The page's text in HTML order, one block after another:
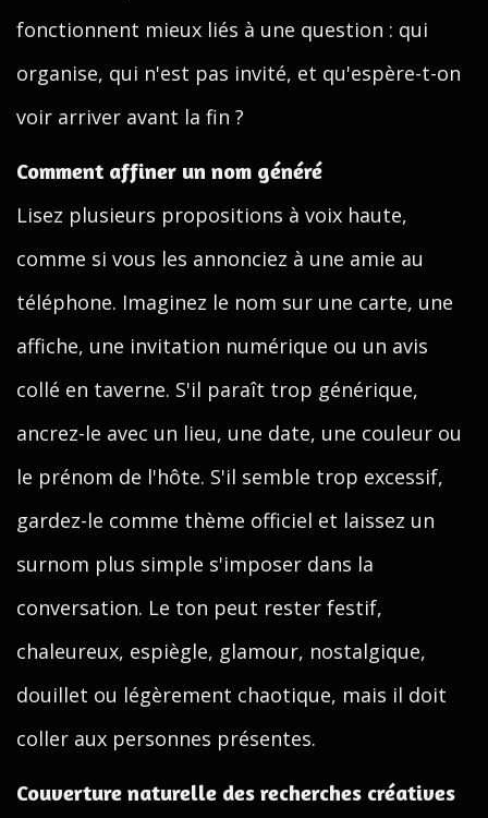
fonctionnent mieux liés à une question : qui
organise, qui n'est pas invité, et qu'espère-t-on
voir arriver avant la fin ?
Comment affiner un nom généré
Lisez plusieurs propositions à voix haute,
comme si vous les annonciez à une amie au
téléphone. Imaginez le nom sur une carte, une
affiche, une invitation numérique ou un avis
collé en taverne. S'il paraît trop générique,
ancrez-le avec un lieu, une date, une couleur ou
le prénom de l'hôte. S'il semble trop excessif,
gardez-le comme thème officiel et laissez un
surnom plus simple s'imposer dans la
conversation. Le ton peut rester festif,
chaleureux, espiègle, glamour, nostalgique,
douillet ou légèrement chaotique, mais il doit
coller aux personnes présentes.
Couverture naturelle des recherches créatives